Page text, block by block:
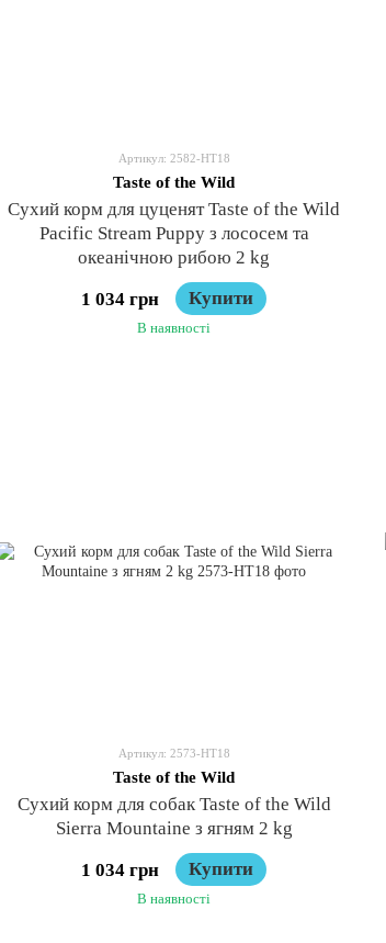
Артикул: 2582-HT18
Taste of the Wild
Сухий корм для цуценят Taste of the Wild
Pacific Stream Puppy з лососем та
океанічною рибою 2 kg
1 034 грн
Купити
В наявності
Артикул: 2573-HT18
Taste of the Wild
Сухий корм для собак Taste of the Wild
Sierra Mountaine з ягням 2 kg
1 034 грн
Купити
В наявності